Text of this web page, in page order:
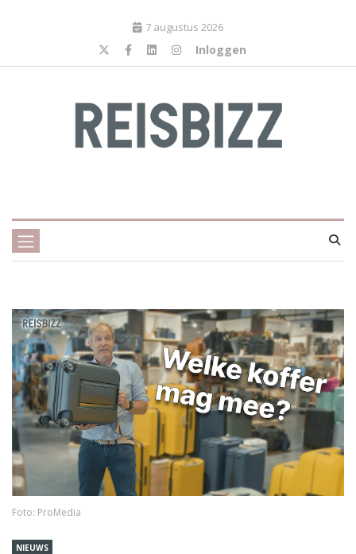
7 augustus 2026
Inloggen
Foto: ProMedia
NIEUWS